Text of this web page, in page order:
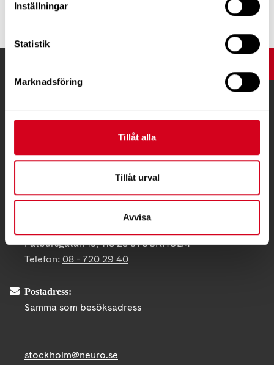
Inställningar
Statistik
Marknadsföring
Tillåt alla
Tillåt urval
Avvisa
Tipsa
KONTAKT
Fatbursgatan 19, 118 28 STOCKHOLM
Telefon: 08 - 720 29 40
Postadress:
Samma som besöksadress
stockholm@neuro.se